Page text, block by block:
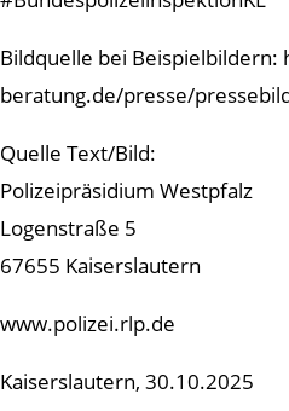
Bildquelle bei
beratung.de/presse/
Quelle Text/Bild:
Polizeipräsidium Westpfalz
Logenstraße 5
67655 Kaiserslautern
www.polizei.rlp.de
Kaiserslautern, 30.10.2025